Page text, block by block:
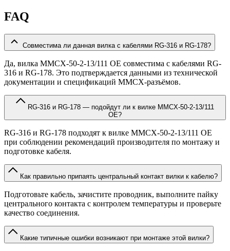
FAQ
Совместима ли данная вилка с кабелями RG-316 и RG-178?
Да, вилка MMCX-50-2-13/111 OE совместима с кабелями RG-
316 и RG-178. Это подтверждается данными из технической
документации и спецификаций MMCX-разъёмов.
OE?
RG-316 и RG-178 подходят к вилке MMCX-50-2-13/111 OE
при соблюдении рекомендаций производителя по монтажу и
подготовке кабеля.
Как правильно припаять центральный контакт вилки к кабелю?
Подготовьте кабель, зачистите проводник, выполните пайку
центрального контакта с контролем температуры и проверьте
качество соединения.
Какие типичные ошибки возникают при монтаже этой вилки?